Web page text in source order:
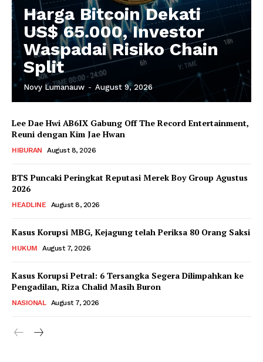
Harga Bitcoin Dekati
US$ 65.000, Investor
Waspadai Risiko Chain
Split
Novy Lumanauw - August 9, 2026
Lee Dae Hwi AB6IX Gabung Off The Record Entertainment,
Reuni dengan Kim Jae Hwan
HIBURAN August 8, 2026
BTS Puncaki Peringkat Reputasi Merek Boy Group Agustus
2026
HEADLINE August 8, 2026
Kasus Korupsi MBG, Kejagung telah Periksa 80 Orang Saksi
HUKUM August 7, 2026
Kasus Korupsi Petral: 6 Tersangka Segera Dilimpahkan ke
Pengadilan, Riza Chalid Masih Buron
NASIONAL August 7, 2026